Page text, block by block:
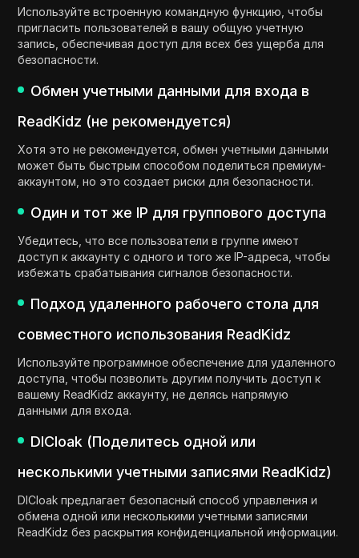
Используйте встроенную командную функцию, чтобы
пригласить пользователей в вашу общую учетную
запись, обеспечивая доступ для всех без ущерба для
безопасности.
Обмен учетными данными для входа в
ReadKidz (не рекомендуется)
Хотя это не рекомендуется, обмен учетными данными
может быть быстрым способом поделиться премиум-
аккаунтом, но это создает риски для безопасности.
Один и тот же IP для группового доступа
Убедитесь, что все пользователи в группе имеют
доступ к аккаунту с одного и того же IP-адреса, чтобы
избежать срабатывания сигналов безопасности.
Подход удаленного рабочего стола для
совместного использования ReadKidz
Используйте программное обеспечение для удаленного
доступа, чтобы позволить другим получить доступ к
вашему ReadKidz аккаунту, не делясь напрямую
данными для входа.
DICloak (Поделитесь одной или
несколькими учетными записями ReadKidz)
DICloak предлагает безопасный способ управления и
обмена одной или несколькими учетными записями
ReadKidz без раскрытия конфиденциальной информации.